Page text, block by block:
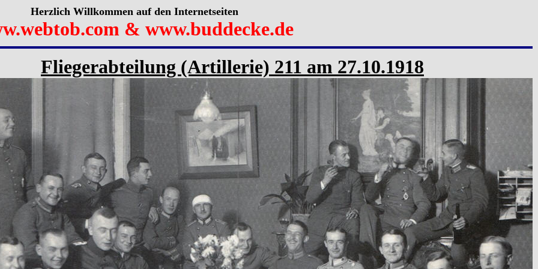
Herzlich Willkommen auf den Internetseiten
& www.buddecke.de
Fliegerabteilung (Artillerie) 211 am 27.10.1918